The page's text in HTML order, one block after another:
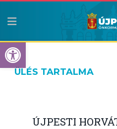
Eszköztár
ÜLÉS TARTALMA
ÚJPESTI